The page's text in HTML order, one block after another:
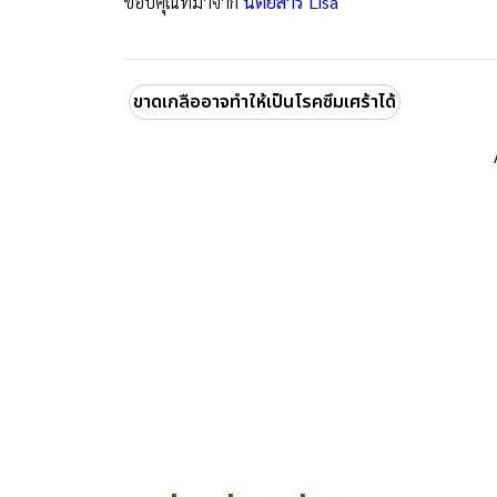
ขาดเกลืออาจทำให้เป็นโรคซึมเศร้าได้